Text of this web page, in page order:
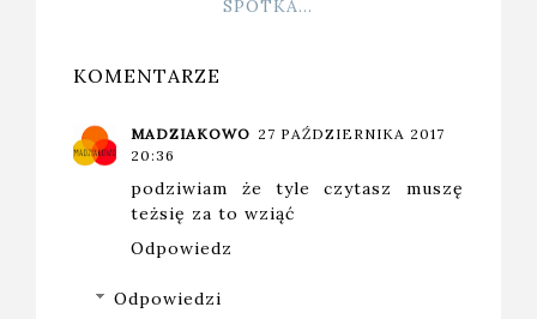
KOMENTARZE
MADZIAKOWO 27 PAŹDZIERNIKA 2017
20:36
podziwiam że tyle czytasz muszę
teżsię za to wziąć
Odpowiedz
Odpowiedzi